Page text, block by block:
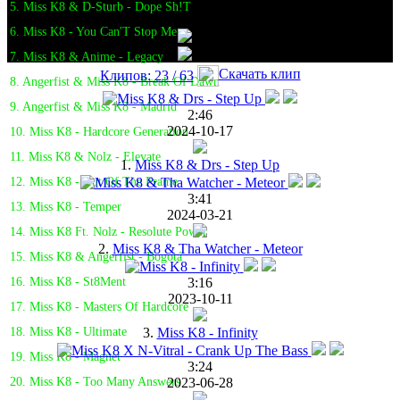
5. Miss K8 & D-Sturb - Dope Sh!T
6. Miss K8 - You Can'T Stop Me
7. Miss K8 & Anime - Legacy
8. Angerfist & Miss K8 - Break Of Dawn
9. Angerfist & Miss K8 - Madrid
10. Miss K8 - Hardcore Generation
11. Miss K8 & Nolz - Elevate
12. Miss K8 - Out Of The Frame
13. Miss K8 - Temper
14. Miss K8 Ft. Nolz - Resolute Power
15. Miss K8 & Angerfist - Bogotá
16. Miss K8 - St8Ment
17. Miss K8 - Masters Of Hardcore
18. Miss K8 - Ultimate
19. Miss K8 - Magnet
20. Miss K8 - Too Many Answers
Клипов: 23 / 63 Скачать клип
2:46
2024-10-17
1.Miss K8 & Drs - Step Up
3:41
2024-03-21
2. Miss K8 & Tha Watcher - Meteor
3:16
2023-10-11
3. Miss K8 - Infinity
3:24
2023-06-28